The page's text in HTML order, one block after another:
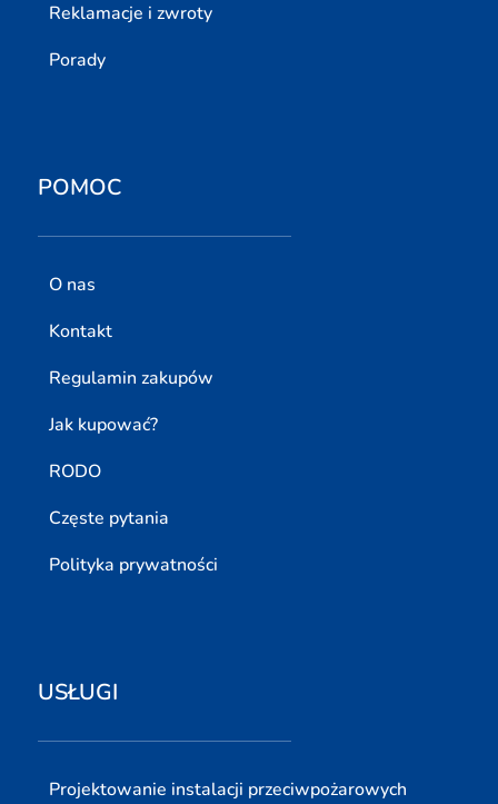
Reklamacje i zwroty
Porady
POMOC
O nas
Kontakt
Regulamin zakupów
Jak kupować?
RODO
Częste pytania
Polityka prywatności
USŁUGI
Projektowanie instalacji przeciwpożarowych